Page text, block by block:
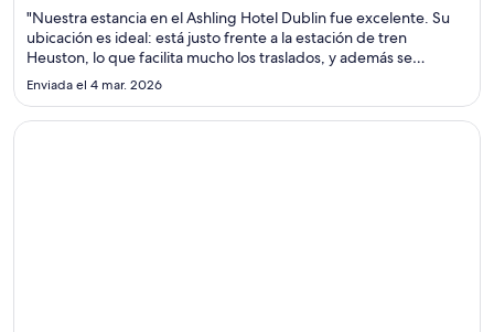
"Nuestra estancia en el Ashling Hotel Dublin fue excelente. Su
ubicación es ideal: está justo frente a la estación de tren
Heuston, lo que facilita mucho los traslados, y además se
encuentra a poca distancia de lugares emblemáticos como la
cómodo, ..."
Enviada el 4 mar. 2026
Se abrirá en una nueva ventana
Clayton Hotel Dublin Airport